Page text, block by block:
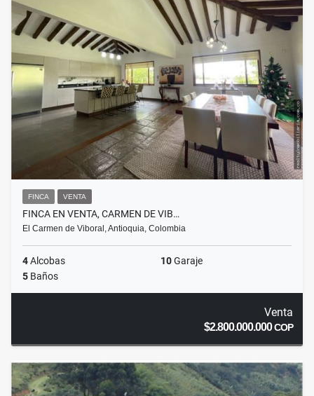
FINCA VENTA
FINCA EN VENTA, CARMEN DE VIB…
El Carmen de Viboral, Antioquia, Colombia
4Alcobas 10Garaje
5 Baños
Venta
$2.800.000.000COP